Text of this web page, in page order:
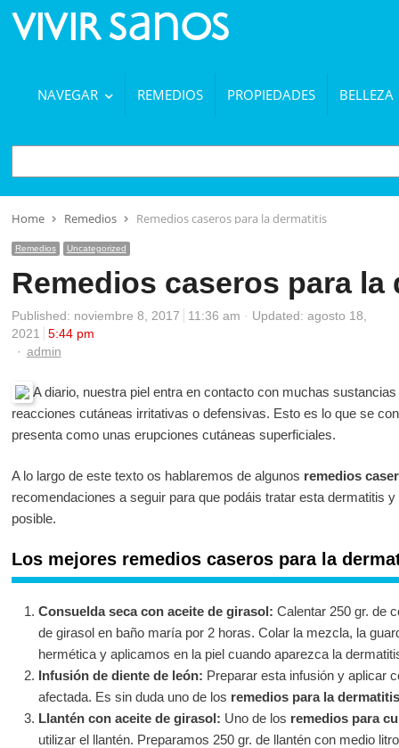
NAVEGAR REMEDIOS PROPIEDADES BELLEZA
BUSCAR
Home Remedios Remedios caseros para la dermatitis
Remedios Uncategorized
Remedios caseros para la
Published: noviembre 8, 2017 11:36 am
Updated: agosto 18,
2021
5:44 pm
Author
admin
A diario, nuestra piel entra en contacto con muchas
reacciones cutáneas irritativas o defensivas. Esto es lo que se
presenta como unas erupciones cutáneas superficiales.
A lo largo de este texto os hablaremos de algunos remedios
recomendaciones a seguir para que podáis tratar esta dermatitis
posible.
Los mejores remedios caseros para la
Consuelda seca con aceite de girasol: Calentar 250 gr. de
de girasol en baño maría por 2 horas. Colar la mezcla, la
hermética y aplicamos en la piel cuando aparezca la
Infusión de diente de león: Preparar esta infusión y aplicar
afectada. Es sin duda uno de los remedios para la dermatitis
Llantén con aceite de girasol: Uno de los remedios para
utilizar el llantén. Preparamos 250 gr. de llantén con medio